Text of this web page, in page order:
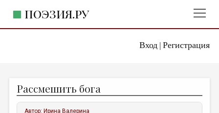
Вход| Регистрация
ПОЭЗИЯ.РУ
ЖАНРЫ
АВТОРЫ
Рассмешить бога
Автор: Ирина Валерина